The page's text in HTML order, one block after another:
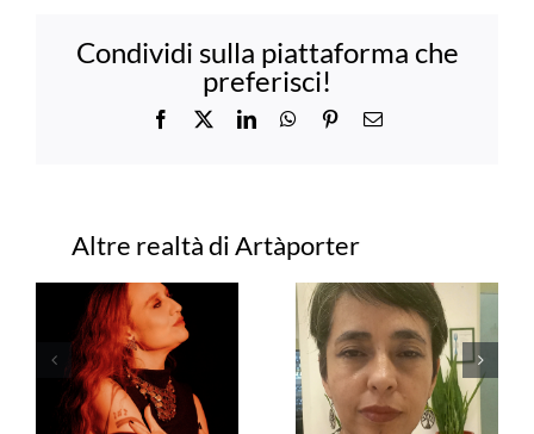
Condividi sulla piattaforma che
preferisci!
Facebook LinkedInWhatsApp
PinterestEmail
Progetti correlati